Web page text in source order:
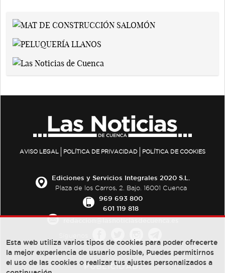
AVISO LEGAL POLÍTICA DE PRIVACIDAD POLÍTICA DE COOKIES
Ediciones y Servicios Integrales 2020 S.L.
Plaza de los Carros, 2. Bajo. 16001 Cuenca
969 693 800
601 119 818
PUBLICIDAD:
Esta web utiliza varios tipos de cookies para poder ofrecerte
la mejor experiencia de usuario posible, Puedes permitirnos
el uso de las cookies o realizar tus ajustes personalizados a